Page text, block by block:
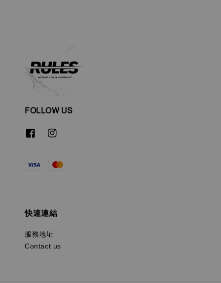
FOLLOW US
快速連結
服務地址
Contact us